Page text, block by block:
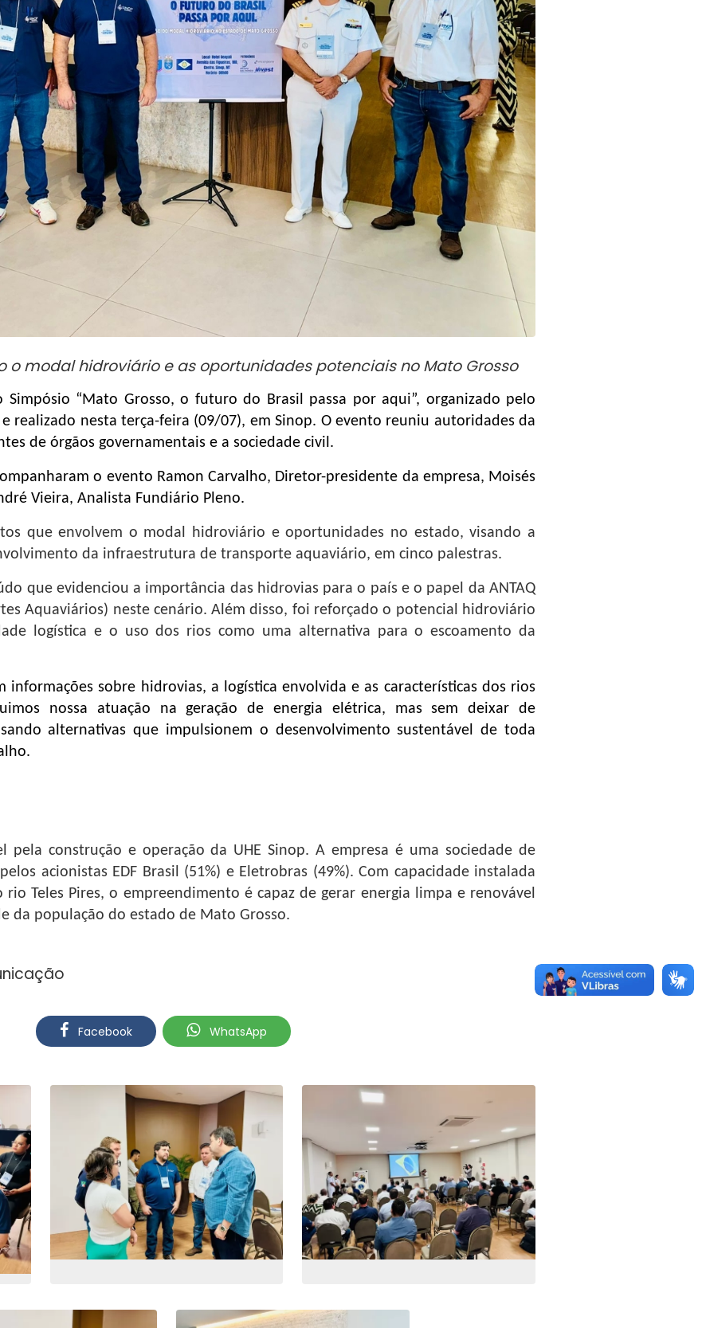
o modal hidroviário e as oportunidades potenciais no Mato Grosso
Simpósio “Mato Grosso, o futuro do Brasil passa por aqui”, organizado pelo
realizado nesta terça-feira (09/07), em Sinop. O evento reuniu autoridades da
de órgãos governamentais e a sociedade civil.
o evento Ramon Carvalho, Diretor-presidente da empresa, Moisés
Vieira, Analista Fundiário Pleno.
que envolvem o modal hidroviário e oportunidades no estado, visando a
da infraestrutura de transporte aquaviário, em cinco palestras.
que evidenciou a importância das hidrovias para o país e o papel da ANTAQ
Aquaviários) neste cenário. Além disso, foi reforçado o potencial hidroviário
logística e o uso dos rios como uma alternativa para o escoamento da
informações sobre hidrovias, a logística envolvida e as características dos rios
nossa atuação na geração de energia elétrica, mas sem deixar de
alternativas que impulsionem o desenvolvimento sustentável de toda
pela construção e operação da UHE Sinop. A empresa é uma sociedade de
acionistas EDF Brasil (51%) e Eletrobras (49%). Com capacidade instalada
Teles Pires, o empreendimento é capaz de gerar energia limpa e renovável
da população do estado de Mato Grosso.
Facebook WhatsApp